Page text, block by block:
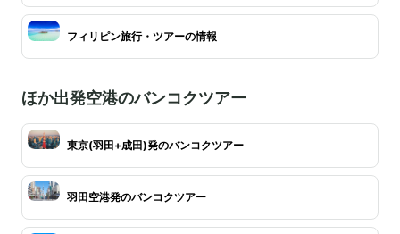
フィリピン旅行・ツアーの情報
ほか出発空港のバンコクツアー
東京(羽田+成田)発のバンコクツアー
羽田空港発のバンコクツアー